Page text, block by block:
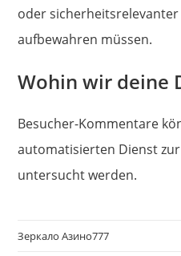
oder
aufbewahren müssen.
Wohin wir deine
Besucher-Kommentare
automatisierten Dienst
untersucht werden.
Зеркало Азино777